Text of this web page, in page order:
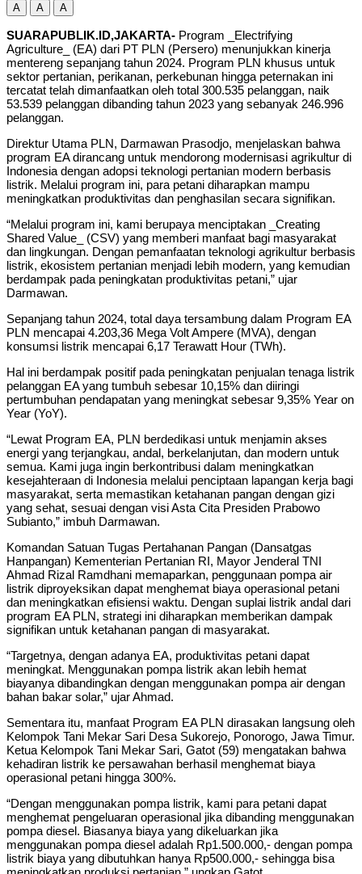
A A A
SUARAPUBLIK.ID,JAKARTA- Program _Electrifying
Agriculture_ (EA) dari PT PLN (Persero) menunjukkan kinerja
mentereng sepanjang tahun 2024. Program PLN khusus untuk
sektor pertanian, perikanan, perkebunan hingga peternakan ini
tercatat telah dimanfaatkan oleh total 300.535 pelanggan, naik
53.539 pelanggan dibanding tahun 2023 yang sebanyak 246.996
pelanggan.
Direktur Utama PLN, Darmawan Prasodjo, menjelaskan bahwa
program EA dirancang untuk mendorong modernisasi agrikultur di
Indonesia dengan adopsi teknologi pertanian modern berbasis
listrik. Melalui program ini, para petani diharapkan mampu
meningkatkan produktivitas dan penghasilan secara signifikan.
“Melalui program ini, kami berupaya menciptakan _Creating
Shared Value_ (CSV) yang memberi manfaat bagi masyarakat
dan lingkungan. Dengan pemanfaatan teknologi agrikultur berbasis
listrik, ekosistem pertanian menjadi lebih modern, yang kemudian
berdampak pada peningkatan produktivitas petani,” ujar
Darmawan.
Sepanjang tahun 2024, total daya tersambung dalam Program EA
PLN mencapai 4.203,36 Mega Volt Ampere (MVA), dengan
konsumsi listrik mencapai 6,17 Terawatt Hour (TWh).
Hal ini berdampak positif pada peningkatan penjualan tenaga listrik
pelanggan EA yang tumbuh sebesar 10,15% dan diiringi
pertumbuhan pendapatan yang meningkat sebesar 9,35% Year on
Year (YoY).
“Lewat Program EA, PLN berdedikasi untuk menjamin akses
energi yang terjangkau, andal, berkelanjutan, dan modern untuk
semua. Kami juga ingin berkontribusi dalam meningkatkan
kesejahteraan di Indonesia melalui penciptaan lapangan kerja bagi
masyarakat, serta memastikan ketahanan pangan dengan gizi
yang sehat, sesuai dengan visi Asta Cita Presiden Prabowo
Subianto,” imbuh Darmawan.
Komandan Satuan Tugas Pertahanan Pangan (Dansatgas
Hanpangan) Kementerian Pertanian RI, Mayor Jenderal TNI
Ahmad Rizal Ramdhani memaparkan, penggunaan pompa air
listrik diproyeksikan dapat menghemat biaya operasional petani
dan meningkatkan efisiensi waktu. Dengan suplai listrik andal dari
program EA PLN, strategi ini diharapkan memberikan dampak
signifikan untuk ketahanan pangan di masyarakat.
“Targetnya, dengan adanya EA, produktivitas petani dapat
meningkat. Menggunakan pompa listrik akan lebih hemat
biayanya dibandingkan dengan menggunakan pompa air dengan
bahan bakar solar,” ujar Ahmad.
Sementara itu, manfaat Program EA PLN dirasakan langsung oleh
Kelompok Tani Mekar Sari Desa Sukorejo, Ponorogo, Jawa Timur.
Ketua Kelompok Tani Mekar Sari, Gatot (59) mengatakan bahwa
kehadiran listrik ke persawahan berhasil menghemat biaya
operasional petani hingga 300%.
“Dengan menggunakan pompa listrik, kami para petani dapat
menghemat pengeluaran operasional jika dibanding menggunakan
pompa diesel. Biasanya biaya yang dikeluarkan jika
menggunakan pompa diesel adalah Rp1.500.000,- dengan pompa
listrik biaya yang dibutuhkan hanya Rp500.000,- sehingga bisa